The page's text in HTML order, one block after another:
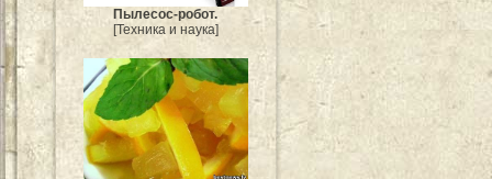
Пылесос-робот.
[Техника и наука]